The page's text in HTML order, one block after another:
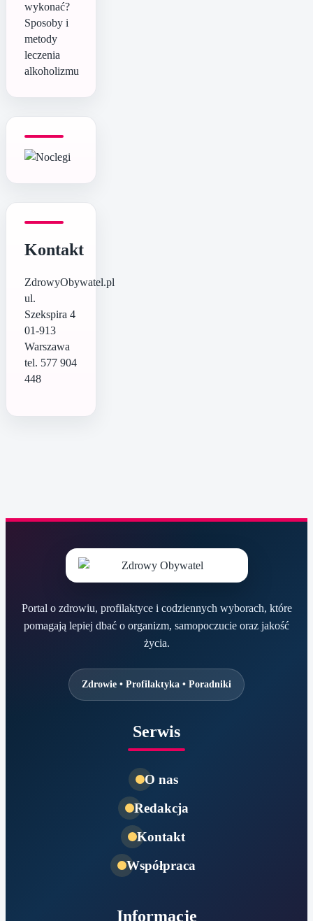
wykonać?
Sposoby i
metody
leczenia
alkoholizmu
Kontakt
ZdrowyObywatel.pl
ul.
Szekspira 4
01-913
Warszawa
tel. 577 904
448
Portal o zdrowiu, profilaktyce i codziennych wyborach, które
pomagają lepiej dbać o organizm, samopoczucie oraz jakość
życia.
Zdrowie • Profilaktyka • Poradniki
Serwis
O nas
Redakcja
Kontakt
Współpraca
Informacje